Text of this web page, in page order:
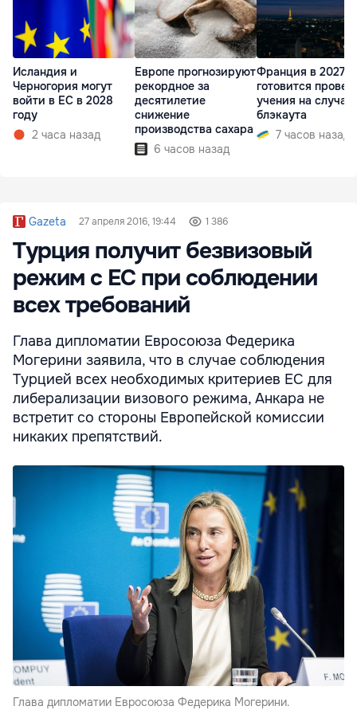
Исландия и
Черногория могут
войти в ЕС в 2028
году
2 часа назад
Европе прогнозируют
рекордное за
десятилетие
снижение
производства сахара
6 часов назад
Франция в 2027
готовится
учения на случай
блэкаута
7 часов назад
Gazeta 27 апреля 2016, 19:44 1 386
Турция получит безвизовый
режим с ЕС при соблюдении
всех требований
Глава дипломатии Евросоюза Федерика
Могерини заявила, что в случае соблюдения
Турцией всех необходимых критериев ЕС для
либерализации визового режима, Анкара не
встретит со стороны Европейской комиссии
никаких препятствий.
Глава дипломатии Евросоюза Федерика Могерини.